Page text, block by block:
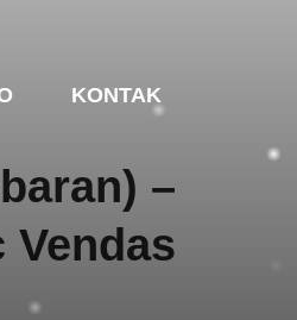
KONTAK
–
Vendas